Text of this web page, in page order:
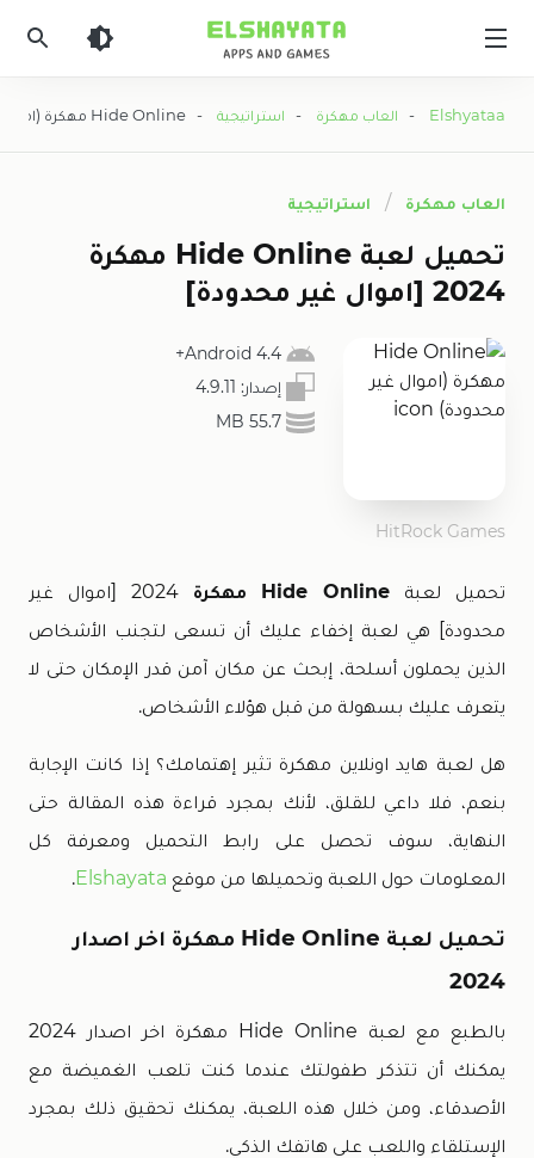
Elshyataa
- العاب مهكرة - استراتيجية - Hide Online مهكرة (اموال غير محدودة)
العاب مهكرة استراتيجية
تحميل لعبة Hide Online مهكرة
2024 [اموال غير محدودة]
4.4 Android+
إصدار: 4.9.11
55.7 MB
HitRock Games
تحميل لعبة Hide Online مهكرة
2024 [اموال غير
محدودة] هي لعبة إخفاء عليك أن تسعى لتجنب الأشخاص
الذين يحملون أسلحة، إبحث عن مكان آمن قدر الإمكان حتى لا
يتعرف عليك بسهولة من قبل هؤلاء الأشخاص.
هل لعبة هايد اونلاين مهكرة تثير إهتمامك؟ إذا كانت الإجابة
بنعم، فلا داعي للقلق، لأنك بمجرد قراءة هذه المقالة حتى
النهاية، سوف تحصل على رابط التحميل ومعرفة كل
المعلومات حول اللعبة وتحميلها من موقع
.
تحميل لعبة Hide Online مهكرة اخر اصدار
2024
بالطبع مع لعبة Hide Online مهكرة اخر اصدار 2024
يمكنك أن تتذكر طفولتك عندما كنت تلعب الغميضة مع
الأصدقاء، ومن خلال هذه اللعبة، يمكنك تحقيق ذلك بمجرد
الإستلقاء واللعب على هاتفك الذكي.